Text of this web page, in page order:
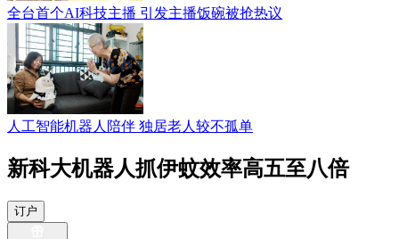
全台首个AI科技主播 引发主播饭碗被抢热议
人工智能机器人陪伴 独居老人较不孤单
新科大机器人抓伊蚊效率高五至八倍
订户